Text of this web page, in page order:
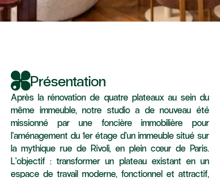
Présentation
Après la rénovation de quatre plateaux au sein du
même immeuble, notre studio a de nouveau été
missionné par une foncière immobilière pour
l’aménagement du 1er étage d’un immeuble situé sur
la mythique rue de Rivoli, en plein cœur de Paris.
L’objectif : transformer un plateau existant en un
espace de travail moderne, fonctionnel et attractif,